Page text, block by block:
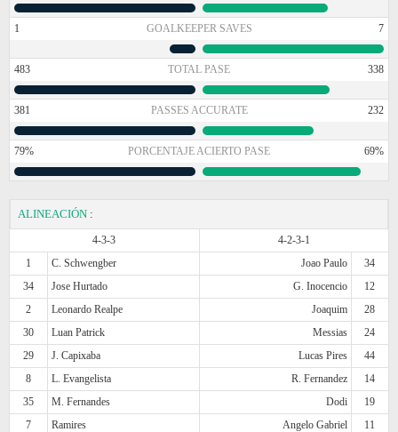
1 GOALKEEPER SAVES 7
483 TOTAL PASE 338
381 PASSES ACCURATE 232
79% PORCENTAJE ACIERTO PASE 69%
ALINEACIÓN :
4-3-3
4-2-3-1
1
C. Schwengber Joao Paulo
34
34
Jose Hurtado G. Inocencio
12
2
Leonardo Realpe Joaquim
28
30
Luan Patrick Messias
24
29
J. Capixaba Lucas Pires
44
8
L. Evangelista R. Fernandez
14
35
M. Fernandes Dodi
19
7
Ramires Angelo Gabriel
11